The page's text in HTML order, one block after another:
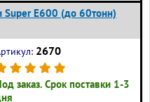
Super Е600 (до 60тонн)
2670
заказ. Срок поставки 1-3